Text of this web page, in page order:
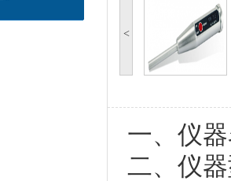
<
一、仪
二、仪器